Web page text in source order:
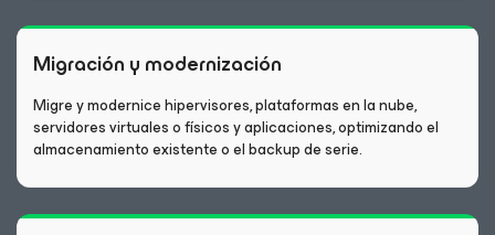
Migración y modernización
Migre y modernice hipervisores, plataformas en la nube,
servidores virtuales o físicos y aplicaciones, optimizando el
almacenamiento existente o el backup de serie.